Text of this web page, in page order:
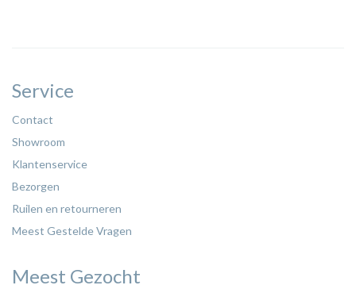
Service
Contact
Showroom
Klantenservice
Bezorgen
Ruilen en retourneren
Meest Gestelde Vragen
Meest Gezocht